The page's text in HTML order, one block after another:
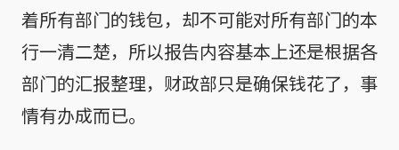
着所有部门的钱包，却不可能对所有部门的本
行一清二楚，所以报告内容基本上还是根据各
部门的汇报整理，财政部只是确保钱花了，事
情有办成而已。